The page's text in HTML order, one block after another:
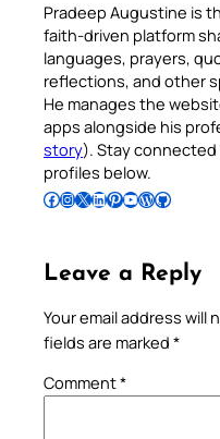
Pradeep Augustine is
faith-driven platform
languages, prayers,
reflections, and other
He manages the
apps alongside his
story). Stay connected
profiles below.
Follow Pradeep on Facebook Follow Pradeep on InstagramFollow Pradeep on X Follow Pradeep on LinkedIn Follow Pradeep on Pinterest Subscribe to Pradeep’s Youtube Channel Follow Pradeep on WordPress Follow Pradeep on GitHub
Leave a Reply
Your email address will
fields are marked *
Comment*